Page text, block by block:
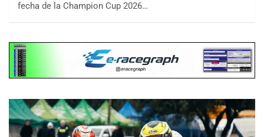
fecha de la Champion Cup 2026…